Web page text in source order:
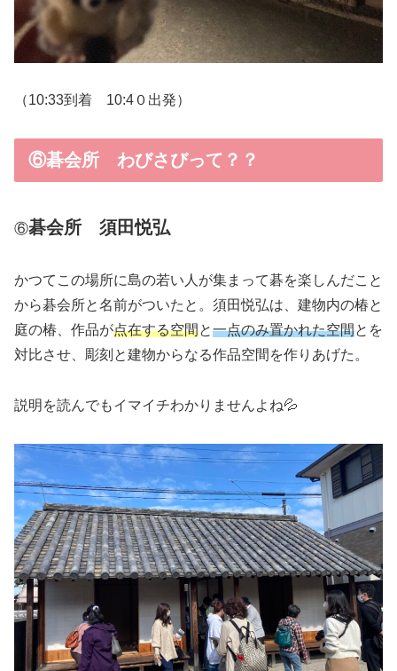
（10:33到着 10:4０出発）
⑥碁会所 わびさびって？？
⑥碁会所 須田悦弘
かつてこの場所に島の若い人が集まって碁を楽しんだこと
から碁会所と名前がついたと。須田悦弘は、建物内の椿と
庭の椿、作品が点在する空間と一点のみ置かれた空間とを
対比させ、彫刻と建物からなる作品空間を作りあげた。
説明を読んでもイマイチわかりませんよね💦